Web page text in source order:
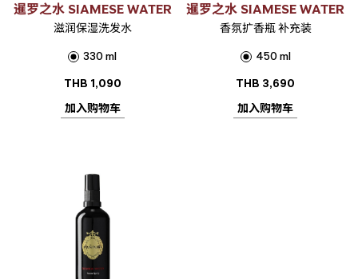
暹罗之水 SIAMESE WATER
滋润保湿洗发水
330 ml
THB 1,090
加入购物车
暹罗之水 SIAMESE WATER
香氛扩香瓶 补充装
450 ml
THB 3,690
加入购物车